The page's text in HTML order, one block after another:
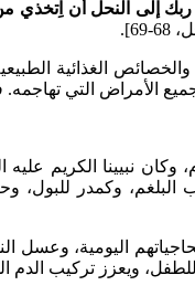
إلى النحل أن اِتخذي
69].
الغذائية
الأمراض التي تهاجمه.
نبيينا الكريم
البلغم، وكمدر
اليومية،
ويعزز تركيب الدم